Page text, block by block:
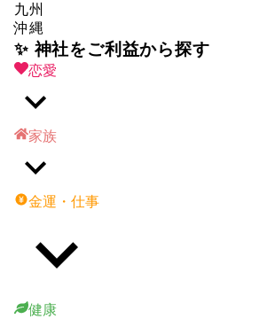
九州
沖縄
✨ 神社をご利益から探す
恋愛
家族
金運・仕事
健康